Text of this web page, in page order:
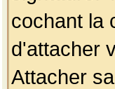
cochant la
d'attacher
Attacher